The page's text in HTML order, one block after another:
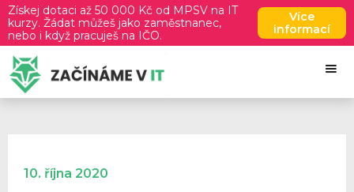
Získej dotaci až 50 000 Kč od MPSV na IT
kurzy. Žádat můžeš jako zaměstnanec,
nebo i když pracuješ na IČO.
Více
informací
10. října 2020